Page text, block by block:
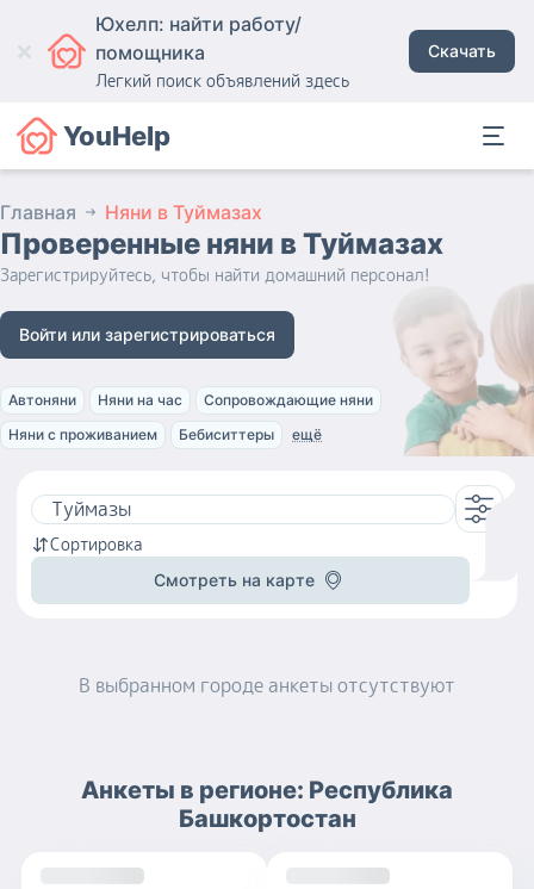
Юхелп: найти работу/
помощника
Легкий поиск объявлений здесь
Скачать
YouHelp
Главная Няни в Туймазах
Проверенные няни в Туймазах
Зарегистрируйтесь, чтобы найти домашний персонал!
Войти или зарегистрироваться
Автоняни Няни на час
Сопровождающие няни
Няни с проживанием
Бебиситтеры ещё
Сортировка
Смотреть на карте
В выбранном городе анкеты отсутствуют
Анкеты в регионе: Республика
Башкортостан